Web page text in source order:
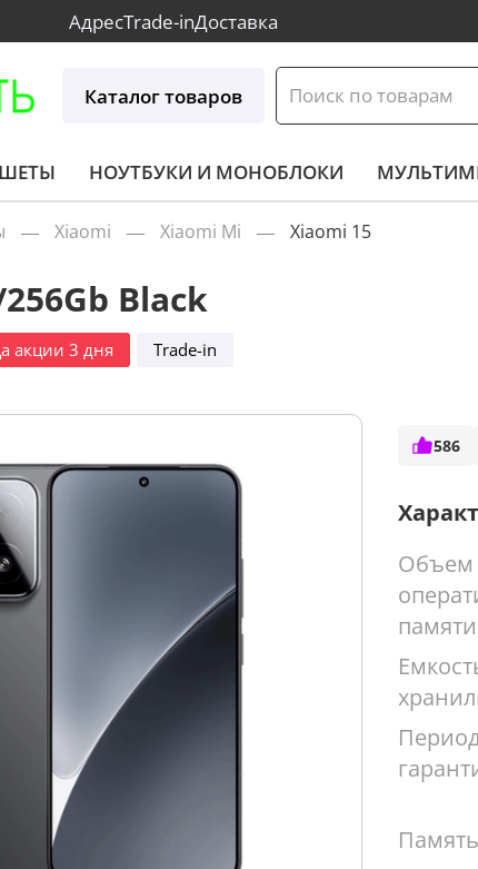
АдресTrade-inДоставка
Каталог товаров
НОУТБУКИ И МОНОБЛОКИ
Xiaomi Xiaomi Mi Xiaomi 15
акции 3 дня Trade-in
Black
586
Объем